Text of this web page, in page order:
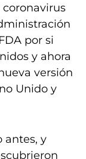
coronavirus
por si
y ahora
versión
Unido y
antes, y